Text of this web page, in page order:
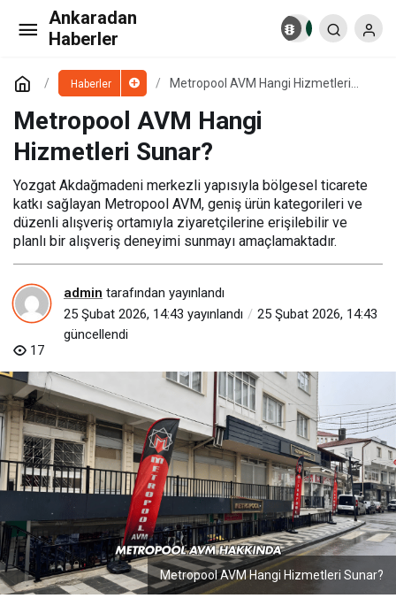
Ankaradan
Haberler
Haberler
Metropool AVM Hangi Hizmetleri
Metropool AVM Hangi
Hizmetleri Sunar?
Yozgat Akdağmadeni merkezli yapısıyla bölgesel ticarete
katkı sağlayan Metropool AVM, geniş ürün kategorileri ve
düzenli alışveriş ortamıyla ziyaretçilerine erişilebilir ve
planlı bir alışveriş deneyimi sunmayı amaçlamaktadır.
admin tarafından yayınlandı
25 Şubat 2026, 14:43 yayınlandı
25 Şubat 2026, 14:43
güncellendi
17
Metropool AVM Hangi Hizmetleri Sunar?
Google Bilgi Panelinin İşletmelere Faydaları
Nelerdir?
Yorum Yap Paylaş